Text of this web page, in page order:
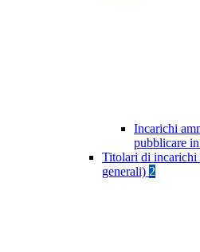
Incarichi
pubblicare
Titolari di
generali) 2